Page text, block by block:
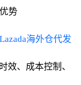
势
Lazada海外仓代发
效、成本控制、